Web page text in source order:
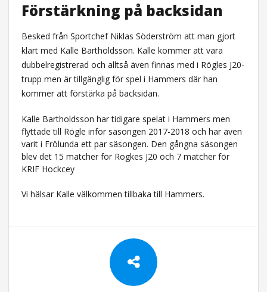
Förstärkning på backsidan
Besked från Sportchef Niklas Söderström att man gjort
klart med Kalle Bartholdsson. Kalle kommer att vara
dubbelregistrerad och alltså även finnas med i Rögles J20-
trupp men är tillgänglig för spel i Hammers där han
kommer att förstärka på backsidan.
Kalle Bartholdsson har tidigare spelat i Hammers men
flyttade till Rögle inför säsongen 2017-2018 och har även
varit i Frölunda ett par säsongen. Den gångna säsongen
blev det 15 matcher för Rögkes J20 och 7 matcher för
KRIF Hockcey
Vi hälsar Kalle välkommen tillbaka till Hammers.